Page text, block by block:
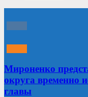
Мироненко
округа временно
главы